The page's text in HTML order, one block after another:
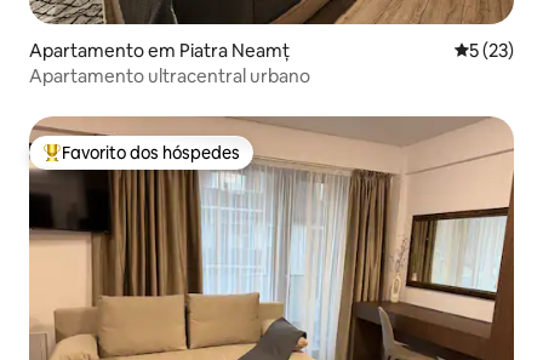
Apartamento em Piatra Neamț
5 (23)
Apartamento ultracentral urbano
Favoritos dos hóspedes mais apreciados
Favorito dos hóspedes